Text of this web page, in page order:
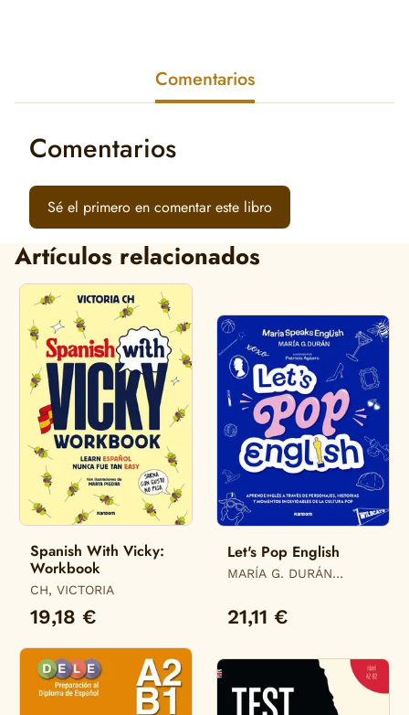
Comentarios
Comentarios
Sé el primero en comentar este libro
Artículos relacionados
Spanish With Vicky:
Workbook
CH, VICTORIA
19,18 €
Let's Pop English
MARÍA G. DURÁN
21,11 €